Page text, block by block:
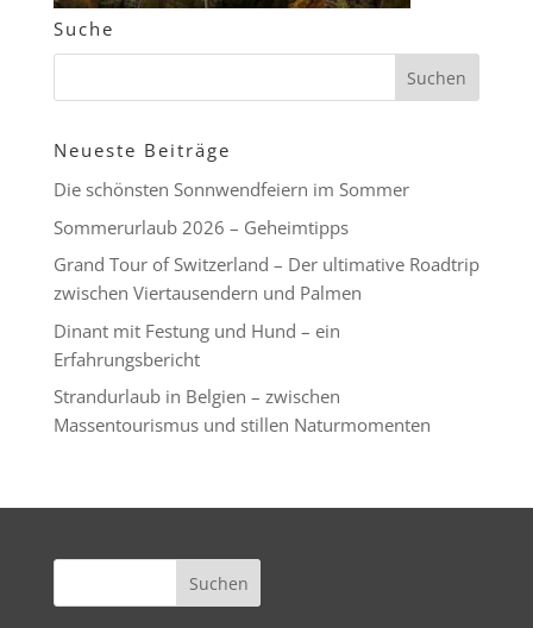
Suche
Neueste Beiträge
Die schönsten Sonnwendfeiern im Sommer
Sommerurlaub 2026 – Geheimtipps
Grand Tour of Switzerland – Der ultimative Roadtrip
zwischen Viertausendern und Palmen
Dinant mit Festung und Hund – ein
Erfahrungsbericht
Strandurlaub in Belgien – zwischen
Massentourismus und stillen Naturmomenten